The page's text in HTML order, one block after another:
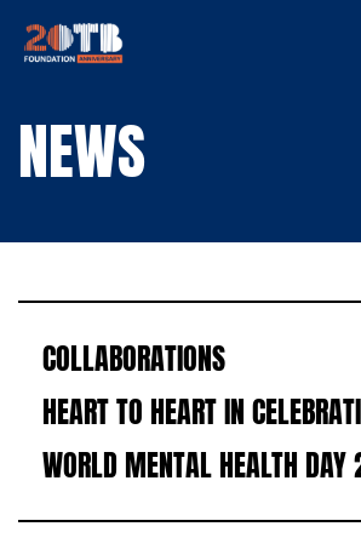
NEWS
COLLABORATIONS
HEART TO HEART IN
WORLD MENTAL HEALTH